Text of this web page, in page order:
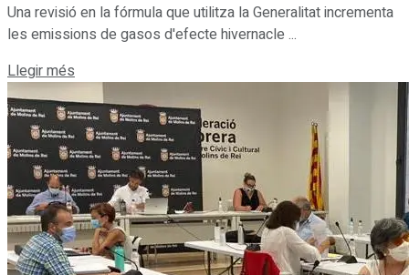
Una revisió en la fórmula que utilitza la Generalitat incrementa
les emissions de gasos d'efecte hivernacle ...
Llegir més